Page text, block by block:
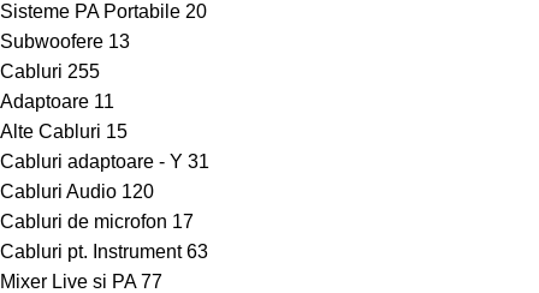
Sisteme PA Portabile 20
Subwoofere 13
Cabluri 255
Adaptoare 11
Alte Cabluri 15
Cabluri adaptoare - Y 31
Cabluri Audio 120
Cabluri de microfon 17
Cabluri pt. Instrument 63
Mixer Live si PA 77